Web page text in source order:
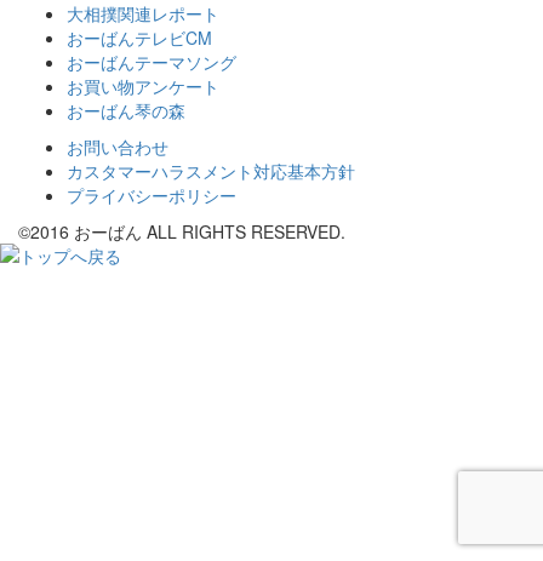
大相撲関連レポート
おーばんテレビCM
おーばんテーマソング
お買い物アンケート
おーばん琴の森
お問い合わせ
カスタマーハラスメント対応基本方針
プライバシーポリシー
©2016 おーばん ALL RIGHTS RESERVED.